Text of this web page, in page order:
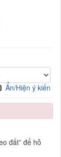
Ẩn/Hiện ý kiến
đất” để hỗ